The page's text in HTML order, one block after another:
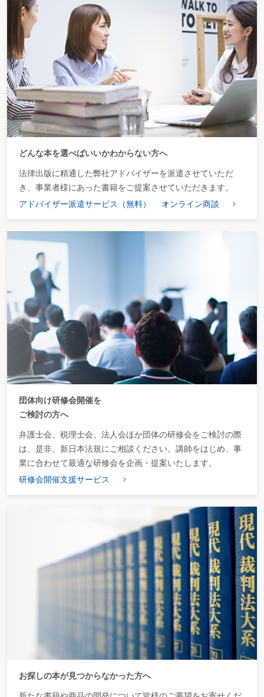
どんな本を選べばいいかわからない方へ
法律出版に精通した弊社アドバイザーを派遣させていただ
き、事業者様にあった書籍をご提案させていただきます。
アドバイザー派遣サービス（無料）
オンライン商談
団体向け研修会開催を
ご検討の方へ
弁護士会、税理士会、法人会ほか団体の研修会をご検討の際
は、是非、新日本法規にご相談ください。講師をはじめ、事
業に合わせて最適な研修会を企画・提案いたします。
研修会開催支援サービス
お探しの本が見つからなかった方へ